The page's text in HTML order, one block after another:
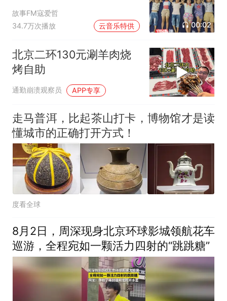
故事FM寇爱哲
34.7万次播放
云音乐特供 00:02
北京二环130元涮羊肉烧
烤自助
通勤崩溃观察员 APP专享
走马普洱，比起茶山打卡，博物馆才是读
懂城市的正确打开方式！
度看全球
8月2日，周深现身北京环球影城领航花车
巡游，全程宛如一颗活力四射的“跳跳糖”